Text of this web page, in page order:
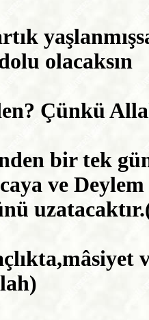
olacaksın
Çünkü
bir tek
ve